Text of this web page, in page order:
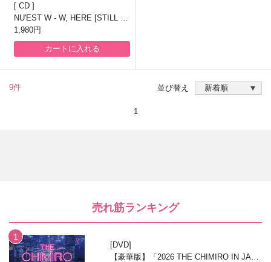
CD
NU'EST W - W, HERE [STILL LI
FE VER.]
1,980円
カートに入れる
9件
1
並び替え
売れ筋ランキング
DVD
【豪華版】「2026 THE CHIMIRO IN JAPA